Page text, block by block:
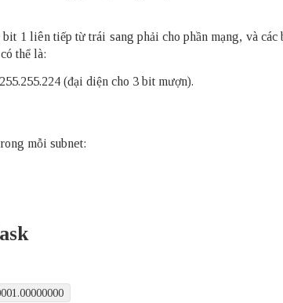
1 liên tiếp từ trái sang phải cho phần mạng, và các
thể là:
(đại diện cho 3 bit mượn).
mỗi subnet: